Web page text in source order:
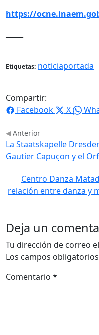
https://
Etiquetas: noticiaportada
Compartir:
Facebook
X
Anterior
La Staatskapelle
Gautier Capuçon y el
Centro Danza
relación entre danza y
Deja un
Tu dirección de correo
Los campos
Comentario *